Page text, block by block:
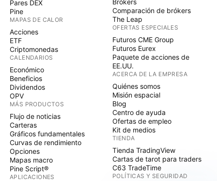
Pares DEX
Pine
MAPAS DE CALOR
Acciones
ETF
Criptomonedas
CALENDARIOS
Económico
Beneficios
Dividendos
OPV
MÁS PRODUCTOS
Flujo de noticias
Carteras
Gráficos fundamentales
Curvas de rendimiento
Opciones
Mapas macro
Pine Script®
APLICACIONES
Brókers
Comparación de brókers
The Leap
OFERTAS ESPECIALES
Futuros CME Group
Futuros Eurex
Paquete de acciones de
EE.UU.
ACERCA DE LA EMPRESA
Quiénes somos
Misión espacial
Blog
Centro de ayuda
Ofertas de empleo
Kit de medios
TIENDA
Tienda TradingView
Cartas de tarot para traders
C63 TradeTime
POLÍTICAS Y SEGURIDAD